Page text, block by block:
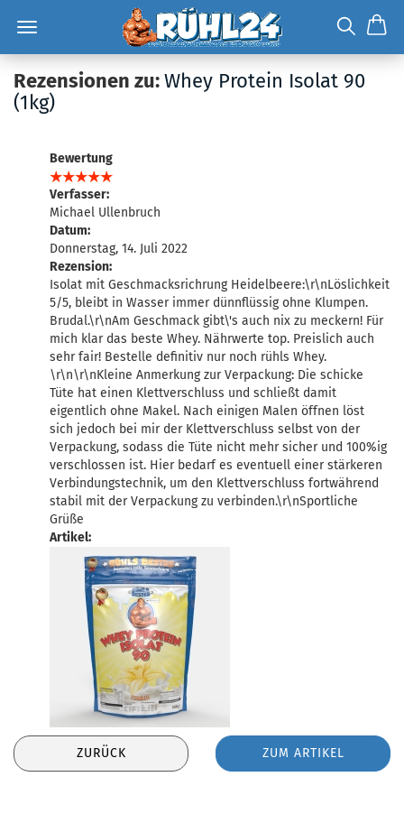
Rezensionen zu:Whey Protein Isolat 90
(1kg)
Bewertung
Verfasser:
Michael Ullenbruch
Datum:
Donnerstag, 14. Juli 2022
Rezension:
Isolat mit Geschmacksrichrung Heidelbeere:\r\nLöslichkeit
5/5, bleibt in Wasser immer dünnflüssig ohne Klumpen.
Brudal.\r\nAm Geschmack gibt\'s auch nix zu meckern! Für
mich klar das beste Whey. Nährwerte top. Preislich auch
sehr fair! Bestelle definitiv nur noch rühls Whey.
\r\n\r\nKleine Anmerkung zur Verpackung: Die schicke
Tüte hat einen Klettverschluss und schließt damit
eigentlich ohne Makel. Nach einigen Malen öffnen löst
sich jedoch bei mir der Klettverschluss selbst von der
Verpackung, sodass die Tüte nicht mehr sicher und 100%ig
verschlossen ist. Hier bedarf es eventuell einer stärkeren
Verbindungstechnik, um den Klettverschluss fortwährend
stabil mit der Verpackung zu verbinden.\r\nSportliche
Grüße
Artikel:
ZURÜCK ZUM ARTIKEL